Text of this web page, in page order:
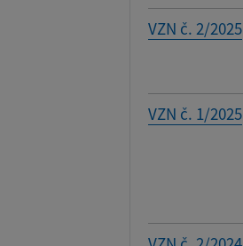
VZN č. 2/2025
VZN č. 1/2025